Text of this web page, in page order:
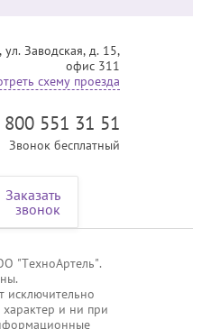
ул. Заводская, д. 15,
офис 311
схему проезда
800 551 31 51
Звонок бесплатный
Заказать
звонок
"ТехноАртель".
исключительно
и ни при